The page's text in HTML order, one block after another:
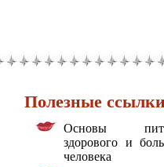
Полезные
Основы
здорового и
человека